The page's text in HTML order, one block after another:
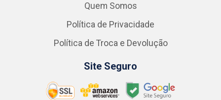
Quem Somos
Política de Privacidade
Política de Troca e Devolução
Site Seguro